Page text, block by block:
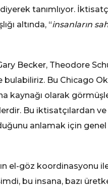
diyerek tanımlıyor.
altında, “insanların
Becker, Theodore
Bu Chicago
kaynağı olarak
Bu iktisatçılardan ve
anlamak için
el-göz koordinasyonu
bu insana, bazı